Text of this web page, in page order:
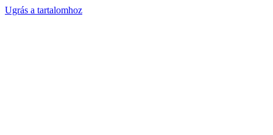
Ugrás a tartalomhoz